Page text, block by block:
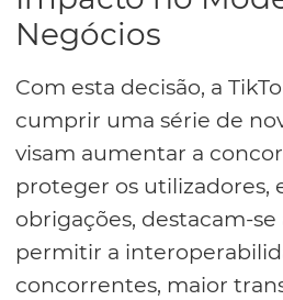
Negócios
Com esta decisão, a
cumprir uma série de
visam aumentar a
proteger os utilizadores,
obrigações, destacam-
permitir a
concorrentes, maior